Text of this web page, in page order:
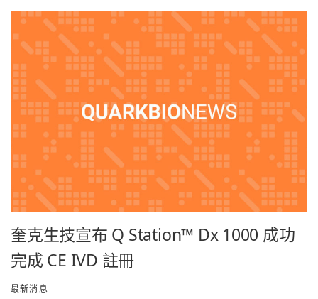
奎克生技宣布 Q Station™ Dx 1000 成功
完成 CE IVD 註冊
最新消息